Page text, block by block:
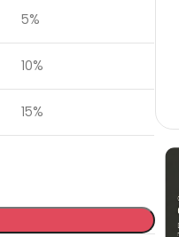
5%
10%
15%